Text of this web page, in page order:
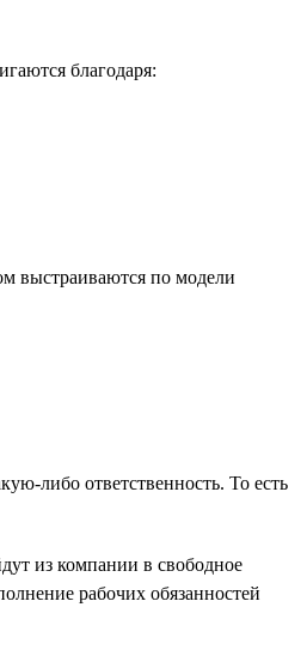
благодаря:
выстраиваются по модели
либо ответственность. То есть
из компании в свободное
рабочих обязанностей